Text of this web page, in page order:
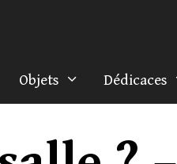
Objets Dédicaces